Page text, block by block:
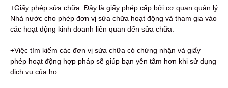
+Giấy phép sửa chữa: Đây là giấy phép cấp bởi cơ quan quản lý
Nhà nước cho phép đơn vị sửa chữa hoạt động và tham gia vào
các hoạt động kinh doanh liên quan đến sửa chữa.
+Việc tìm kiếm các đơn vị sửa chữa có chứng nhận và giấy
phép hoạt động hợp pháp sẽ giúp bạn yên tâm hơn khi sử dụng
dịch vụ của họ.